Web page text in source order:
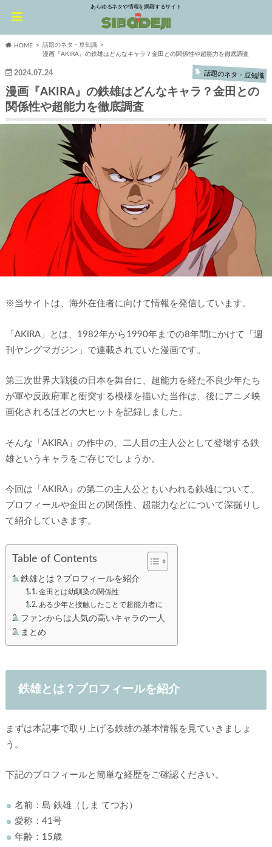
あらゆるネタや情報を網羅するサイト
HOME
話題のネタ・豆知識
漫画『AKIRA』の鉄雄はどんなキャラ？金田との関係性や超能力を徹底調査
2024.07.24 話題のネタ・豆知識
漫画『AKIRA』の鉄雄はどんなキャラ？金田との
関係性や超能力を徹底調査
※当サイトは、海外在住者に向けて情報を発信しています。
「AKIRA」とは、1982年から1990年までの8年間にかけて「週
刊ヤングマガジン」で連載されていた漫画です。
第三次世界大戦後の日本を舞台に、超能力を経た不良少年たち
が軍や反政府軍と衝突する模様を描いた当作は、後にアニメ映
画化されるほどの大ヒットを記録しました。
そんな「AKIRA」の作中の、二人目の主人公として登場する鉄
雄というキャラをご存じでしょうか。
今回は「AKIRA」の第二の主人公ともいわれる鉄雄について、
プロフィールや金田との関係性、超能力などについて深掘りし
て紹介していきます。
Table of Contents
鉄雄とは？プロフィールを紹介
金田とは幼馴染の関係性
ある少年と接触したことで超能力者に
ファンからは人気の高いキャラの一人
まとめ
鉄雄とは？プロフィールを紹介
まずは本記事で取り上げる鉄雄の基本情報を見ていきましょ
う。
下記のプロフィールと簡単な経歴をご確認ください。
名前：島 鉄雄（しま てつお）
愛称：41号
年齢：15歳